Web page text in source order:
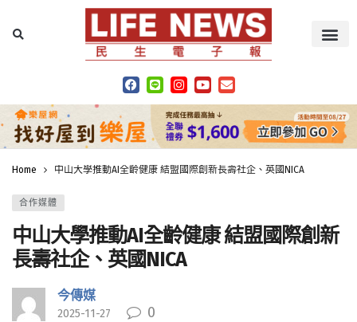
Home 中山大學推動AI全齡健康 結盟國際創新長壽社企、英國NICA
合作媒體
中山大學推動AI全齡健康 結盟國際創新
長壽社企、英國NICA
今傳媒
2025-11-27 0